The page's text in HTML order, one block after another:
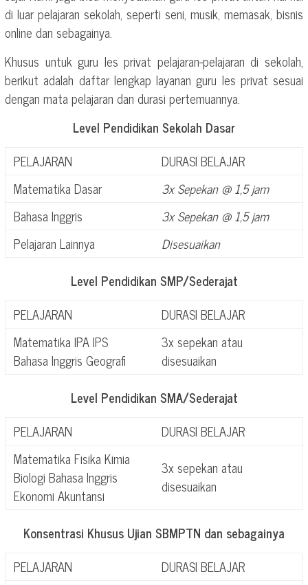
di luar pelajaran sekolah, seperti seni, musik, memasak, bisnis
online dan sebagainya.
Khusus untuk guru les privat pelajaran-pelajaran di sekolah,
berikut adalah daftar lengkap layanan guru les privat sesuai
dengan mata pelajaran dan durasi pertemuannya.
Level Pendidikan Sekolah Dasar
PELAJARAN
DURASI BELAJAR
Matematika Dasar
3x Sepekan @ 1,5 jam
Bahasa Inggris
3x Sepekan @ 1,5 jam
Pelajaran Lainnya
Disesuaikan
Level Pendidikan SMP/Sederajat
PELAJARAN
DURASI BELAJAR
Matematika IPA IPS
Bahasa Inggris Geografi
3x sepekan atau
disesuaikan
Level Pendidikan SMA/Sederajat
PELAJARAN
DURASI BELAJAR
Matematika Fisika Kimia
Biologi Bahasa Inggris
Ekonomi Akuntansi
3x sepekan atau
disesuaikan
Konsentrasi Khusus Ujian SBMPTN dan sebagainya
PELAJARAN
DURASI BELAJAR